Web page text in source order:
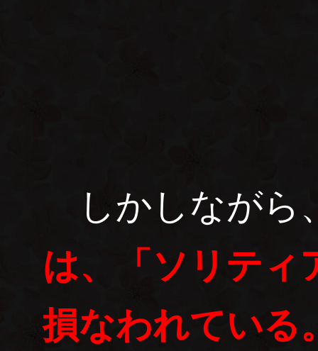
しかしながら
は、「ソリティ
損なわれている